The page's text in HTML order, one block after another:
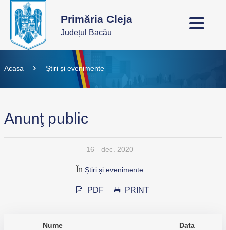
Primăria Cleja
Județul Bacău
Acasa Știri și evenimente
Anunţ public
16 dec. 2020
În Știri și evenimente
PDF PRINT
Nume
Data